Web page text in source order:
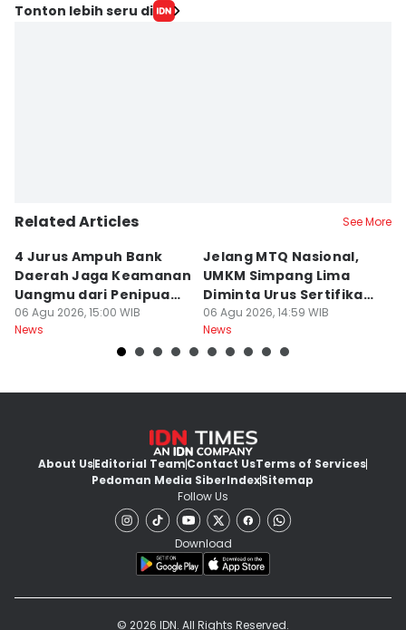
Tonton lebih seru di
Related Articles See More
4 Jurus Ampuh Bank
Daerah Jaga Keamanan
Uangmu dari Penipuan
Digital
06 Agu 2026, 15:00 WIB
News
Jelang MTQ Nasional,
UMKM Simpang Lima
Diminta Urus Sertifikat
Halal
06 Agu 2026, 14:59 WIB
News
About UsEditorial TeamContact UsTerms of Services
Pedoman Media SiberIndexSitemap
Follow Us
Download
© 2026 IDN. All Rights Reserved.